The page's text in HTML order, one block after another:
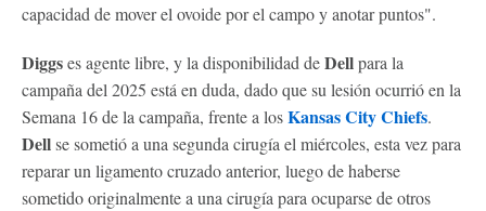
capacidad de mover el ovoide por el campo y anotar puntos".
Diggses agente libre, y la disponibilidad deDellpara la
campaña del 2025 está en duda, dado que su lesión ocurrió en la
Semana 16 de la campaña, frente a losKansas City Chiefs.
Dellse sometió a una segunda cirugía el miércoles, esta vez para
reparar un ligamento cruzado anterior, luego de haberse
sometido originalmente a una cirugía para ocuparse de otros